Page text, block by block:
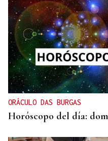
ORÁCULO DAS BURGAS
Horóscopo del día: